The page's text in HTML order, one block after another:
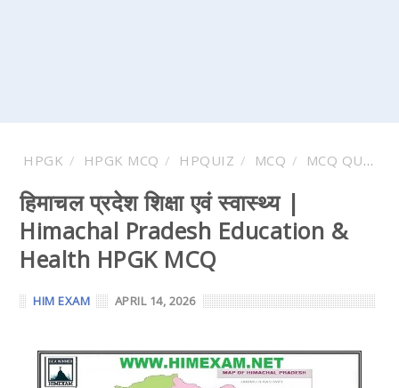
HPGK HPGK MCQ HPQUIZ MCQ MCQ QUESTION AND ANSWER
हिमाचल प्रदेश शिक्षा एवं स्वास्थ्य |
Himachal Pradesh Education &
Health HPGK MCQ
HIM EXAM APRIL 14, 2026